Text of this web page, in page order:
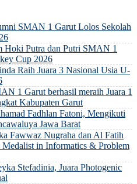
SMAN 1 Garut Lolos Sekolah
Hoki Putra dan Putri SMAN 1
Cup 2026
Raih Juara 3 Nasional Usia U-
1 Garut berhasil meraih Juara 1
Kabupaten Garut
Fadhlan Fatoni, Mengikuti
Jawa Barat
Fawwaz Nugraha dan Al Fatih
in Informatics & Problem
Stefadinia, Juara Photogenic